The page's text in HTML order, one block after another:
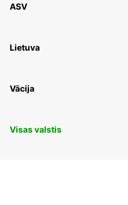
ASV
Lietuva
Vācija
Visas valstis